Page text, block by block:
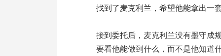
找到了麦克利兰，希望他能拿出一
接到委托后，麦克利兰没有墨守成
要看他能做到什么，而不是他知道